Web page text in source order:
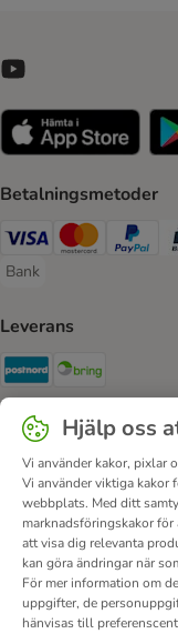
Betalningsmetoder
Visa Payment Method
MastercardPayPal
Bank
Bank Payment Method
Leverans
Postnord
Säkerhet
Security
Om oss Karriär
Hjälp oss
Vi använder kakor, pixlar
Vi använder viktiga kakor
webbplats. Med ditt
marknadsföringskakor
att visa dig relevanta
kan göra ändringar när
För mer information om
uppgifter, de
hänvisas till